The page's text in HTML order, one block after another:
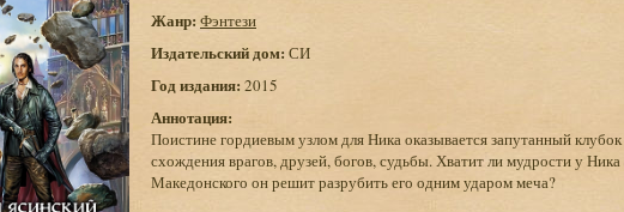
Жанр: Фэнтези
Издательский дом: СИ
Год издания: 2015
Аннотация:
Поистине гордиевым узлом для Ника оказывается запутанный
схождения врагов, друзей, богов, судьбы. Хватит ли мудрости у
Македонского он решит разрубить его одним ударом меча?